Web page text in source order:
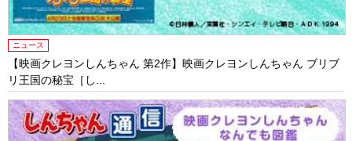
ニュース
【映画クレヨンしんちゃん 第2作】映画クレヨンしんちゃん ブリブ
リ王国の秘宝［し...